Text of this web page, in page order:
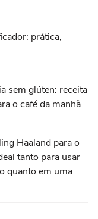
prática,
sem glúten: receita
o café da manhã
Haaland para o
tanto para usar
quanto em uma